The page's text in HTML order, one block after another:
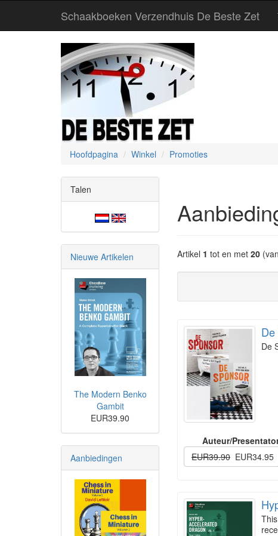
Schaakboeken Verzendhuis De Beste Zet
Hoofdpagina Winkel Promoties
Artikel 1 tot en met 20 (van
De
Auteur/
EUR39.90 EUR34.95
Talen
Nieuwe Artikelen
The Modern Benko
Gambit
EUR39.90
Aanbiedingen